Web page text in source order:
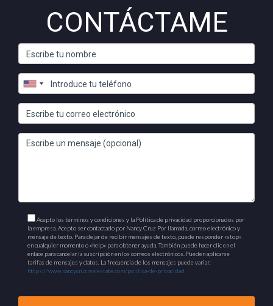
Los requisitos incluyen la presentación de un proyecto que
demuestre su viabilidad económica, así como su impacto
positivo en el desarrollo turístico y económico de la región.
¿Es Confotur sostenible a largo plazo?
Si bien Confotur ha demostrado ser eficaz en el impulso del
turismo, la sostenibilidad a largo plazo dependerá de la
capacidad de adaptarse a las nuevas tendencias del mercado
y de mantener un equilibrio entre el desarrollo y la
CONTÁCTAME
Acepto los términos y condiciones y la Política de privacidad proporcionados por
la empresa. Acepto ser contactado por Nancy Cruz Por llamada, correo electrónico y
mensaje de texto. Para dejar de recibir mensajes de texto, puede responder «stop»
en cualquier momento o «help» para obtener ayuda. También puede hacer clic en el
enlace para cancelar la suscripción en los correos electrónicos. Pueden aplicarse
tarifas de mensajes y datos. La frecuencia de los mensajes puede variar.
https://www.nancycruzrealestate.com/politica-de-privacidad